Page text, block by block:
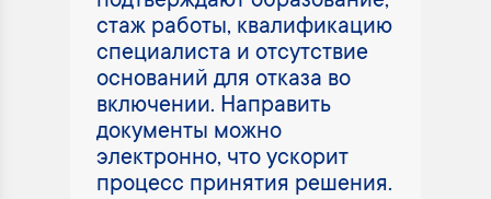
стаж работы, квалификацию
специалиста и отсутствие
оснований для отказа во
включении. Направить
документы можно
электронно, что ускорит
процесс принятия решения.